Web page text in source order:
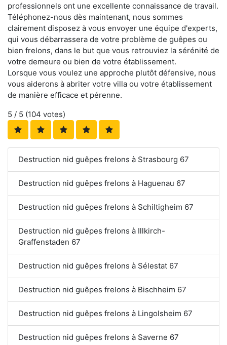
professionnels ont une excellente connaissance de travail.
Téléphonez-nous dès maintenant, nous sommes
clairement disposez à vous envoyer une équipe d'experts,
qui vous débarrassera de votre problème de guêpes ou
bien frelons, dans le but que vous retrouviez la sérénité de
votre demeure ou bien de votre établissement.
Lorsque vous voulez une approche plutôt défensive, nous
vous aiderons à abriter votre villa ou votre établissement
de manière efficace et pérenne.
5 / 5 (104 votes)
Destruction nid guêpes frelons à Strasbourg 67
Destruction nid guêpes frelons à Haguenau 67
Destruction nid guêpes frelons à Schiltigheim 67
Destruction nid guêpes frelons à Illkirch-
Graffenstaden 67
Destruction nid guêpes frelons à Sélestat 67
Destruction nid guêpes frelons à Bischheim 67
Destruction nid guêpes frelons à Lingolsheim 67
Destruction nid guêpes frelons à Saverne 67